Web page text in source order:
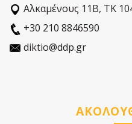
Αλκαµένους 11Β, ΤΚ
+30 210 8846590
diktio@ddp.gr